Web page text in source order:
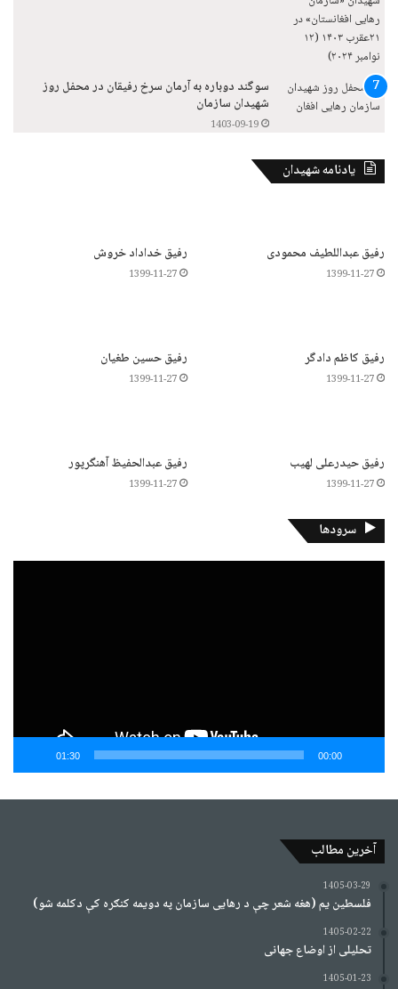
سوگند دوباره به آرمان سرخ رفیقان در محفل روز
شهیدان سازمان
1403-09-19
یادنامه شهیدان
رفیق عبداللطیف محمودی
1399-11-27
رفیق خداداد خروش
1399-11-27
رفیق کاظم دادگر
1399-11-27
رفیق حسین طغیان
1399-11-27
رفیق حیدرعلی لهیب
1399-11-27
رفیق عبدالحفیظ آهنگرپور
1399-11-27
سرودها
00:00
01:30
آخرین مطالب
1405-03-29
فلسطین یم (هغه شعر چې د رهایی سازمان په دویمه کنګره کې دکلمه شو)
1405-02-22
تحلیلی از اوضاع جهانی
1405-01-23